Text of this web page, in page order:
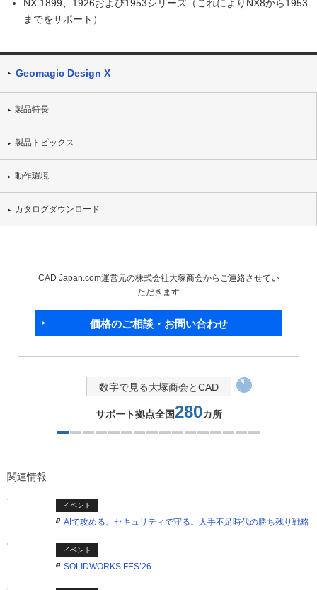
NX 1899、1926および1953シリーズ（これによりNX8から1953
までをサポート）
Geomagic Design X
製品特長
製品トピックス
動作環境
カタログダウンロード
CAD Japan.com運営元の株式会社大塚商会からご連絡させてい
ただきます
価格のご相談・お問い合わせ
数字で見る大塚商会とCAD
サポート拠点全国280カ所
関連情報
イベント
AIで攻める。セキュリティで守る。人手不足時代の勝ち残り戦略
イベント
SOLIDWORKS FES’26